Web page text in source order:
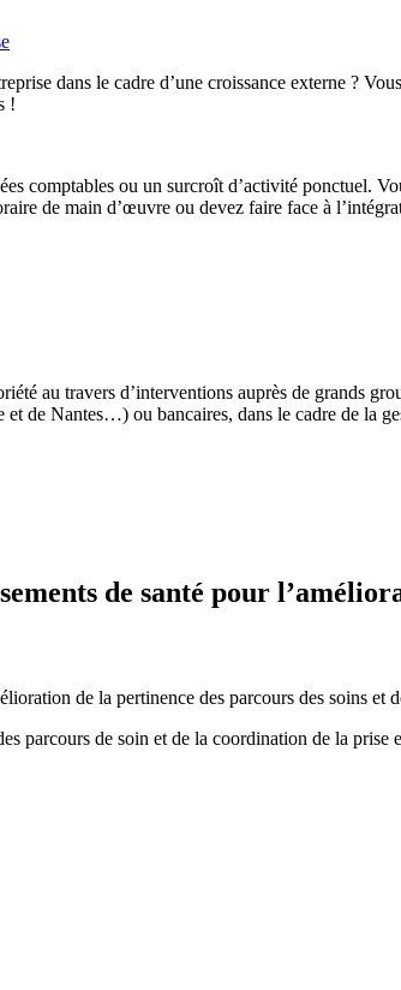
dans le cadre d’une croissance externe ?
!
comptables ou un surcroît d’activité ponctuel.
de main d’œuvre ou devez faire face à
au travers d’interventions auprès de grands
de Nantes…) ou bancaires, dans le cadre de la
de santé pour
de la pertinence des parcours des soins
parcours de soin et de la coordination de la prise